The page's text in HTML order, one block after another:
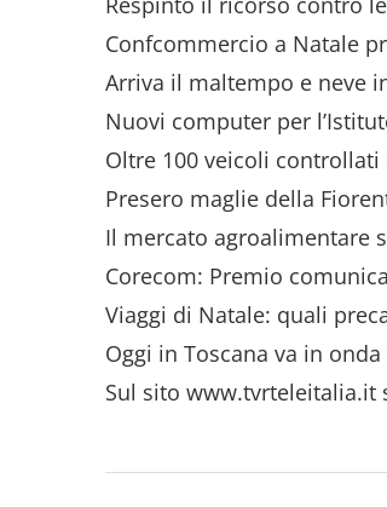
Confcommercio a Natale
Arriva il maltempo e neve
Nuovi computer per
Oltre 100 veicoli
Presero maglie della
Il mercato agroalimentare
Corecom: Premio
Viaggi di Natale: quali
Oggi in Toscana va in
Sul sito